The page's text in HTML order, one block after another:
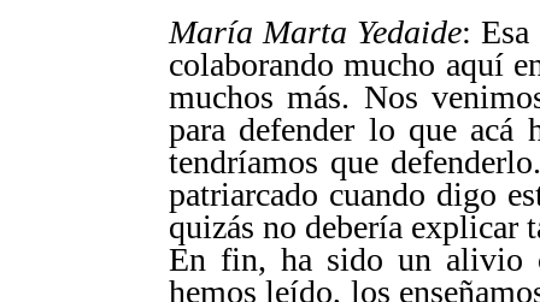
María Marta Yedaide: Esa
colaborando mucho aquí
muchos más. Nos
para defender lo que acá
tendríamos que
patriarcado cuando digo
quizás no debería explicar
En fin, ha sido un alivio
hemos leído, los